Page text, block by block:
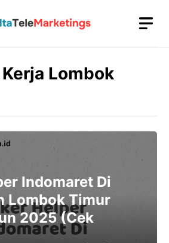
Lombok
Indomaret Di
Lombok Timur
2025 (Cek